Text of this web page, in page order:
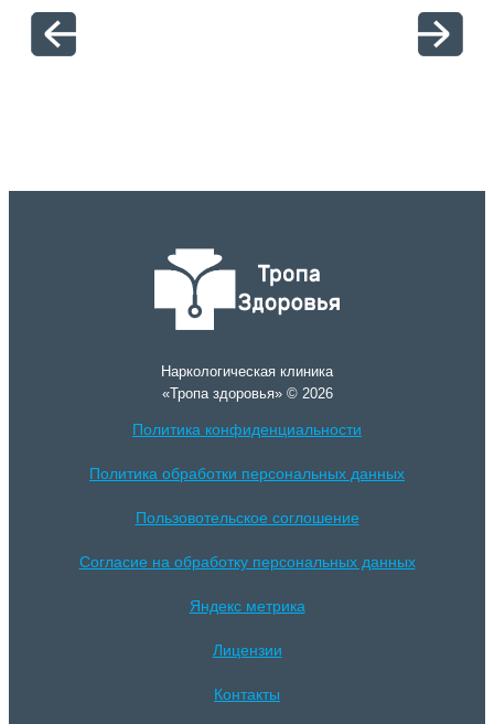
Наркологическая клиника
«Тропа здоровья» © 2026
Политика конфиденциальности
Политика обработки персональных данных
Пользовотельское соглошение
Согласие на обработку персональных данных
Яндекс метрика
Лицензии
Контакты